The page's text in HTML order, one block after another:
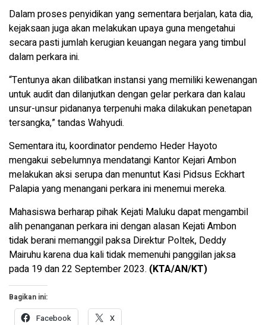
Dalam proses penyidikan yang sementara berjalan, kata dia,
kejaksaan juga akan melakukan upaya guna mengetahui
secara pasti jumlah kerugian keuangan negara yang timbul
dalam perkara ini.
“Tentunya akan dilibatkan instansi yang memiliki kewenangan
untuk audit dan dilanjutkan dengan gelar perkara dan kalau
unsur-unsur pidananya terpenuhi maka dilakukan penetapan
tersangka,” tandas Wahyudi.
Sementara itu, koordinator pendemo Heder Hayoto
mengakui sebelumnya mendatangi Kantor Kejari Ambon
melakukan aksi serupa dan menuntut Kasi Pidsus Eckhart
Palapia yang menangani perkara ini menemui mereka.
Mahasiswa berharap pihak Kejati Maluku dapat mengambil
alih penanganan perkara ini dengan alasan Kejati Ambon
tidak berani memanggil paksa Direktur Poltek, Deddy
Mairuhu karena dua kali tidak memenuhi panggilan jaksa
pada 19 dan 22 September 2023. (KTA/AN/KT)
Bagikan ini:
Facebook X